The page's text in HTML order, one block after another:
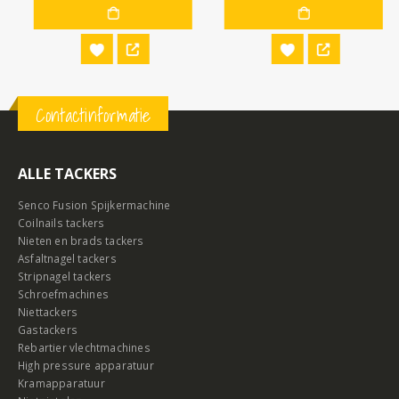
Contactinformatie
ALLE TACKERS
Senco Fusion Spijkermachine
Coilnails tackers
Nieten en brads tackers
Asfaltnagel tackers
Stripnagel tackers
Schroefmachines
Niettackers
Gastackers
Rebartier vlechtmachines
High pressure apparatuur
Kramapparatuur